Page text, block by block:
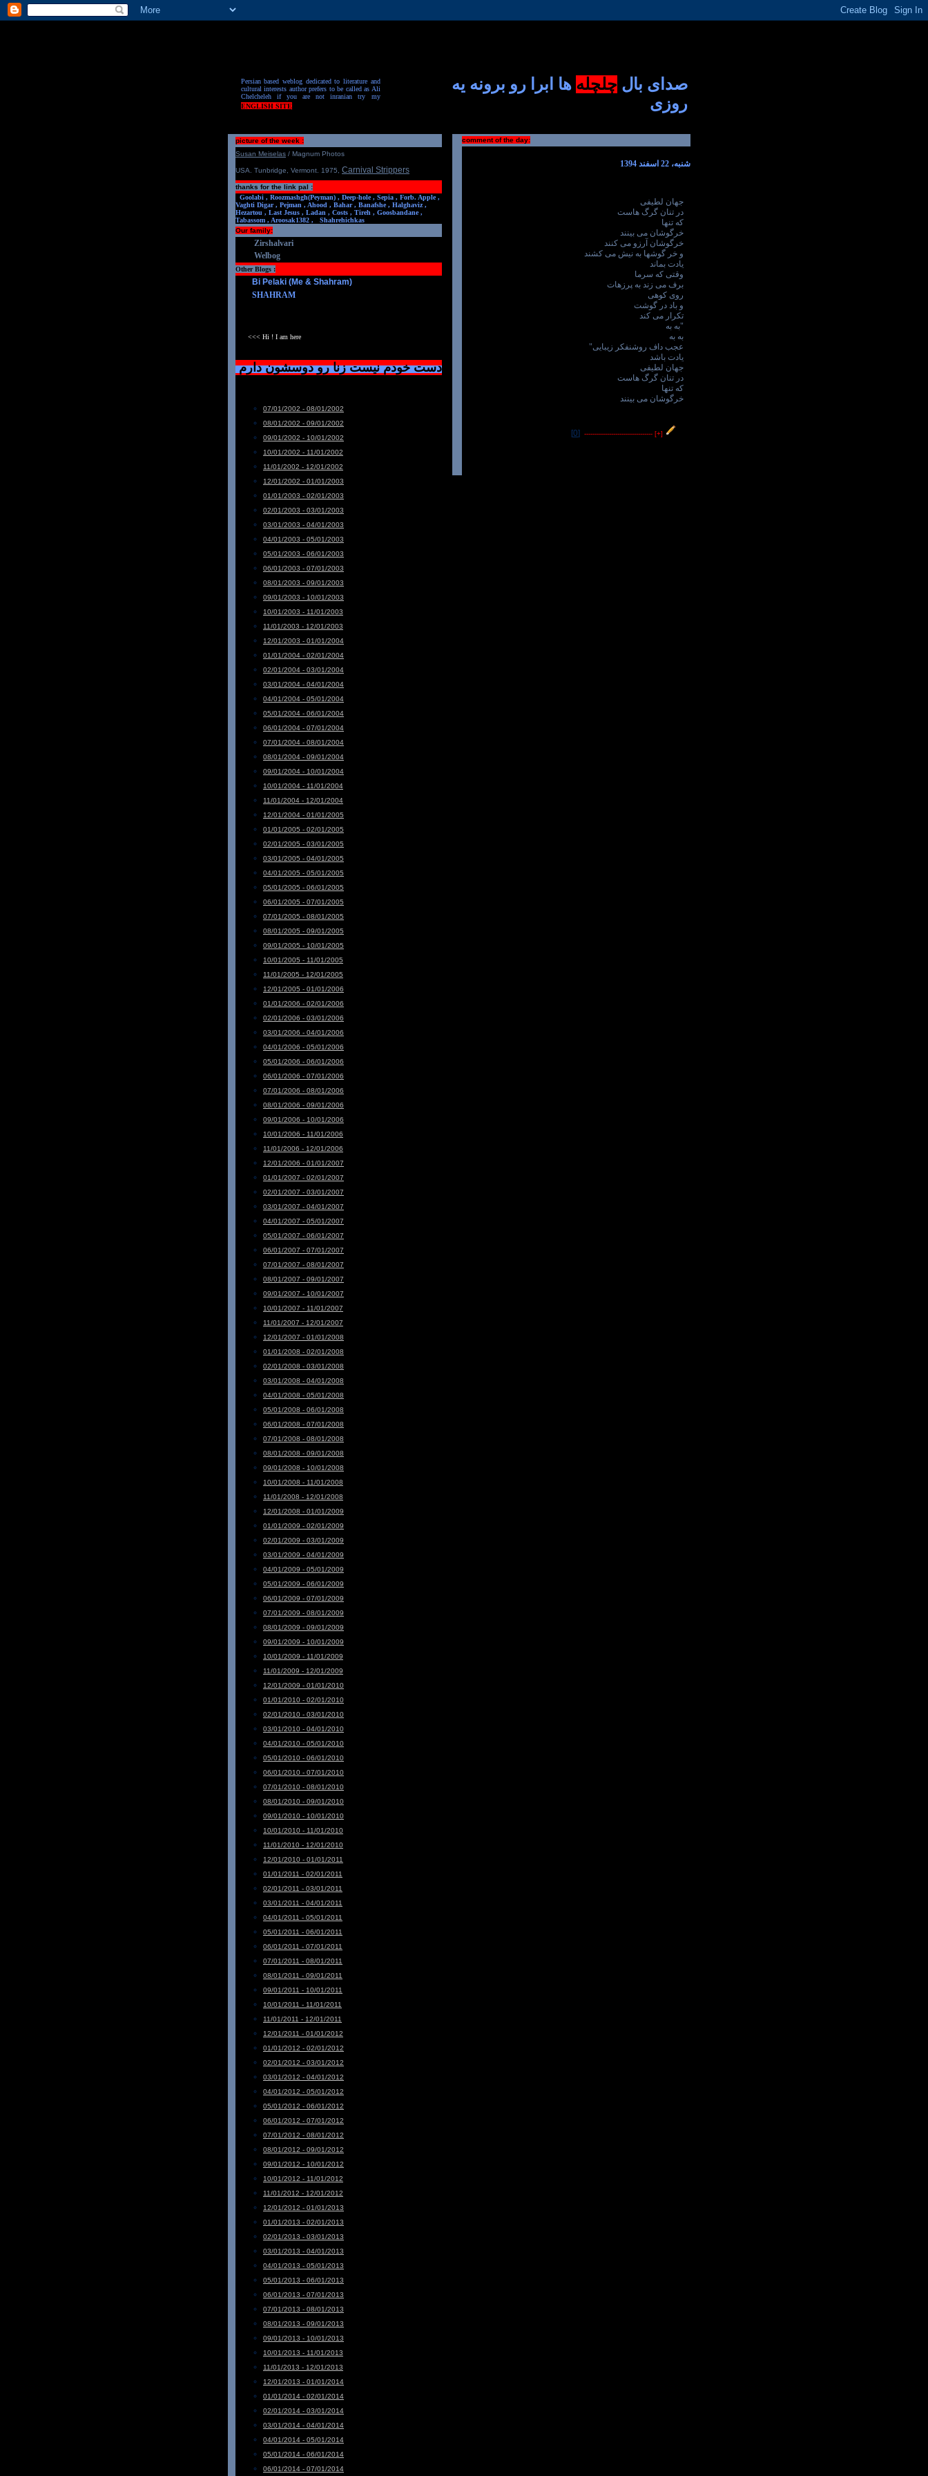
Persian based weblog dedicated to literature and
cultural interests author prefers to be called as Ali
Chelcheleh if you are not inranian try my
ENGLISH SITE
صدای بال چلچله ها ابرا رو برونه یه
روزی
comment of the day:
شنبه، 22 اسفند 1394
جهان لطیفی
در تنان گرگ هاست
که تنها
خرگوشان می بینند
خرگوشان آرزو می کنند
و خر گوشها به نیش می کشند
یادت بماند
وقتی که سرما
برف می زند به پرزهات
روی کوهی
و باد در گوشت
تکرار می کند
"به به
به به
عجب داف روشنفکر زیبایی"
یادت باشد
جهان لطیفی
در تنان گرگ هاست
که تنها
خرگوشان می بینند
[+]
---------------------------------
[0]
picture of the week :
Susan Meiselas / Magnum Photos
USA. Tunbridge, Vermont. 1975 Carnival Strippers
thanks for the link pal :
Goolabi , Roozmashgh(Peyman) , Deep-hole , Sepia , Forb. Apple ,
Vaghti Digar , Pejman , Ahood , Bahar , Banafshe , Halghaviz ,
Hezartou , Last Jesus , Ladan , Costs , Tireh , Goosbandane ,
Tabassom , Aroosak1382 ,
Shahrehichkas
Our family:
Zirshalvari
Welbog
Other Blogs :
Bi Pelaki (Me & Shahram)
SHAHRAM
<<< Hi ! I am here
دست خودم نیست زنا رو دوسشون دارم
07/01/2002 - 08/01/2002
08/01/2002 - 09/01/2002
09/01/2002 - 10/01/2002
10/01/2002 - 11/01/2002
11/01/2002 - 12/01/2002
12/01/2002 - 01/01/2003
01/01/2003 - 02/01/2003
02/01/2003 - 03/01/2003
03/01/2003 - 04/01/2003
04/01/2003 - 05/01/2003
05/01/2003 - 06/01/2003
06/01/2003 - 07/01/2003
08/01/2003 - 09/01/2003
09/01/2003 - 10/01/2003
10/01/2003 - 11/01/2003
11/01/2003 - 12/01/2003
12/01/2003 - 01/01/2004
01/01/2004 - 02/01/2004
02/01/2004 - 03/01/2004
03/01/2004 - 04/01/2004
04/01/2004 - 05/01/2004
05/01/2004 - 06/01/2004
06/01/2004 - 07/01/2004
07/01/2004 - 08/01/2004
08/01/2004 - 09/01/2004
09/01/2004 - 10/01/2004
10/01/2004 - 11/01/2004
11/01/2004 - 12/01/2004
12/01/2004 - 01/01/2005
01/01/2005 - 02/01/2005
02/01/2005 - 03/01/2005
03/01/2005 - 04/01/2005
04/01/2005 - 05/01/2005
05/01/2005 - 06/01/2005
06/01/2005 - 07/01/2005
07/01/2005 - 08/01/2005
08/01/2005 - 09/01/2005
09/01/2005 - 10/01/2005
10/01/2005 - 11/01/2005
11/01/2005 - 12/01/2005
12/01/2005 - 01/01/2006
01/01/2006 - 02/01/2006
02/01/2006 - 03/01/2006
03/01/2006 - 04/01/2006
04/01/2006 - 05/01/2006
05/01/2006 - 06/01/2006
06/01/2006 - 07/01/2006
07/01/2006 - 08/01/2006
08/01/2006 - 09/01/2006
09/01/2006 - 10/01/2006
10/01/2006 - 11/01/2006
11/01/2006 - 12/01/2006
12/01/2006 - 01/01/2007
01/01/2007 - 02/01/2007
02/01/2007 - 03/01/2007
03/01/2007 - 04/01/2007
04/01/2007 - 05/01/2007
05/01/2007 - 06/01/2007
06/01/2007 - 07/01/2007
07/01/2007 - 08/01/2007
08/01/2007 - 09/01/2007
09/01/2007 - 10/01/2007
10/01/2007 - 11/01/2007
11/01/2007 - 12/01/2007
12/01/2007 - 01/01/2008
01/01/2008 - 02/01/2008
02/01/2008 - 03/01/2008
03/01/2008 - 04/01/2008
04/01/2008 - 05/01/2008
05/01/2008 - 06/01/2008
06/01/2008 - 07/01/2008
07/01/2008 - 08/01/2008
08/01/2008 - 09/01/2008
09/01/2008 - 10/01/2008
10/01/2008 - 11/01/2008
11/01/2008 - 12/01/2008
12/01/2008 - 01/01/2009
01/01/2009 - 02/01/2009
02/01/2009 - 03/01/2009
03/01/2009 - 04/01/2009
04/01/2009 - 05/01/2009
05/01/2009 - 06/01/2009
06/01/2009 - 07/01/2009
07/01/2009 - 08/01/2009
08/01/2009 - 09/01/2009
09/01/2009 - 10/01/2009
10/01/2009 - 11/01/2009
11/01/2009 - 12/01/2009
12/01/2009 - 01/01/2010
01/01/2010 - 02/01/2010
02/01/2010 - 03/01/2010
03/01/2010 - 04/01/2010
04/01/2010 - 05/01/2010
05/01/2010 - 06/01/2010
06/01/2010 - 07/01/2010
07/01/2010 - 08/01/2010
08/01/2010 - 09/01/2010
09/01/2010 - 10/01/2010
10/01/2010 - 11/01/2010
11/01/2010 - 12/01/2010
12/01/2010 - 01/01/2011
01/01/2011 - 02/01/2011
02/01/2011 - 03/01/2011
03/01/2011 - 04/01/2011
04/01/2011 - 05/01/2011
05/01/2011 - 06/01/2011
06/01/2011 - 07/01/2011
07/01/2011 - 08/01/2011
08/01/2011 - 09/01/2011
09/01/2011 - 10/01/2011
10/01/2011 - 11/01/2011
11/01/2011 - 12/01/2011
12/01/2011 - 01/01/2012
01/01/2012 - 02/01/2012
02/01/2012 - 03/01/2012
03/01/2012 - 04/01/2012
04/01/2012 - 05/01/2012
05/01/2012 - 06/01/2012
06/01/2012 - 07/01/2012
07/01/2012 - 08/01/2012
08/01/2012 - 09/01/2012
09/01/2012 - 10/01/2012
10/01/2012 - 11/01/2012
11/01/2012 - 12/01/2012
12/01/2012 - 01/01/2013
01/01/2013 - 02/01/2013
02/01/2013 - 03/01/2013
03/01/2013 - 04/01/2013
04/01/2013 - 05/01/2013
05/01/2013 - 06/01/2013
06/01/2013 - 07/01/2013
07/01/2013 - 08/01/2013
08/01/2013 - 09/01/2013
09/01/2013 - 10/01/2013
10/01/2013 - 11/01/2013
11/01/2013 - 12/01/2013
12/01/2013 - 01/01/2014
01/01/2014 - 02/01/2014
02/01/2014 - 03/01/2014
03/01/2014 - 04/01/2014
04/01/2014 - 05/01/2014
05/01/2014 - 06/01/2014
06/01/2014 - 07/01/2014